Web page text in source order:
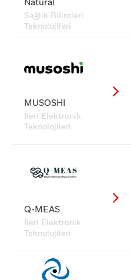
Natural
Sağlık Bilimleri
Teknolojileri
MUSOSHI
İleri Elektronik
Teknolojileri
Q-MEAS
İleri Elektronik
Teknolojileri